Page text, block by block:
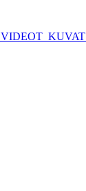
VIDEOT KUVAT